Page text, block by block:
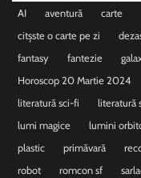
AI aventură carte
citșste o carte pe zi
fantasy
fantezie
Horoscop 20 Martie 2024
literatură sci-fi
literatură
lumi magice
lumini
plastic
primăvară
robot
romcon sf